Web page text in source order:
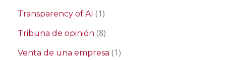
Transparency of AI (1)
Tribuna de opinión (8)
Venta de una empresa (1)